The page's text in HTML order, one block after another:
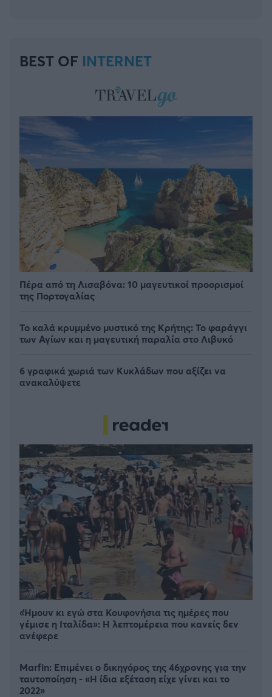
BEST OF INTERNET
Πέρα από τη Λισαβόνα: 10 μαγευτικοί προορισμοί
της Πορτογαλίας
Το καλά κρυμμένο μυστικό της Κρήτης: Το φαράγγι
των Αγίων και η μαγευτική παραλία στο Λιβυκό
6 γραφικά χωριά των Κυκλάδων που αξίζει να
ανακαλύψετε
«Ήμουν κι εγώ στα Κουφονήσια τις ημέρες που
γέμισε η Ιταλίδα»: Η λεπτομέρεια που κανείς δεν
ανέφερε
Marfin: Επιμένει ο δικηγόρος της 46χρονης για την
ταυτοποίηση - «Η ίδια εξέταση είχε γίνει και το
2022»